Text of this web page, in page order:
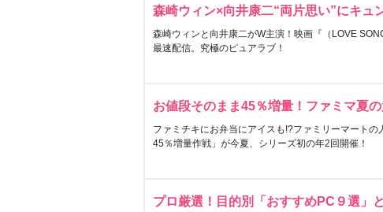
森崎ウィン×向井康二“両片思い”にキュ
森崎ウィンと向井康二がW主演！映画『（LOVE
最速配信。究極のピュアラブ！
お値段そのまま45％増量！ファミマ夏
ファミチキにお弁当にアイスも!?ファミリーマートの
45％増量作戦」が今夏、シリーズ初の年2回開催！
プロ厳選！目的別「おすすめPC９選」